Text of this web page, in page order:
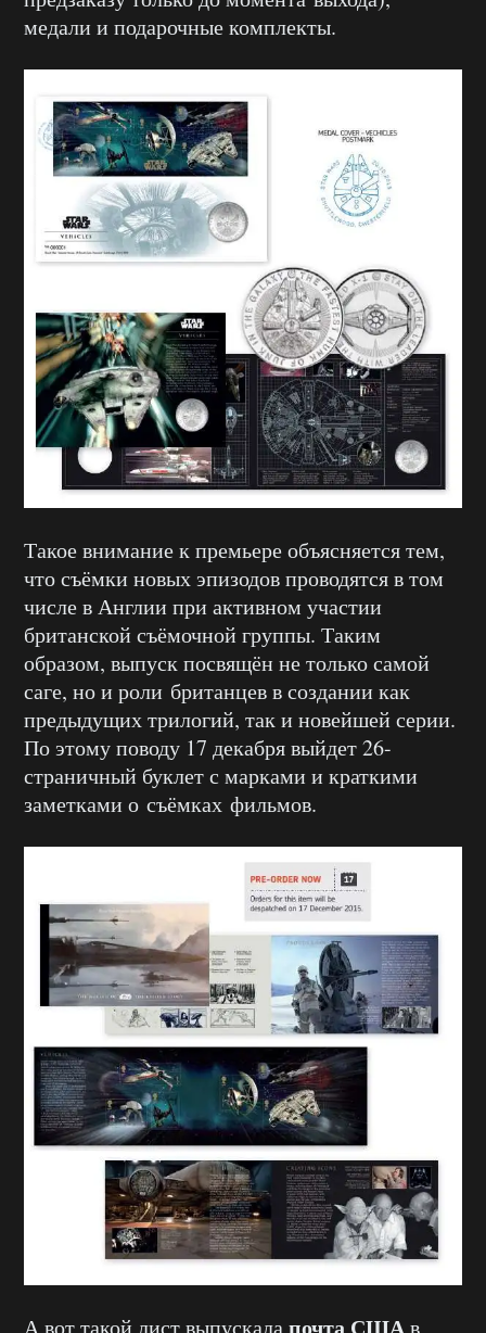
медали и подарочные комплекты.
Такое внимание к премьере объясняется тем,
что съёмки новых эпизодов проводятся в том
числе в Англии при активном участии
британской съёмочной группы. Таким
образом, выпуск посвящён не только самой
саге, но и роли британцев в создании как
предыдущих трилогий, так и новейшей серии.
По этому поводу 17 декабря выйдет 26-
страничный буклет с марками и краткими
заметками о съёмках фильмов.